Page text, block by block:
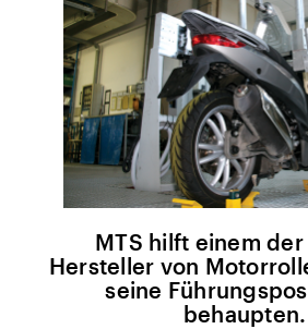
MTS hilft einem
Hersteller von
seine
behaupten.